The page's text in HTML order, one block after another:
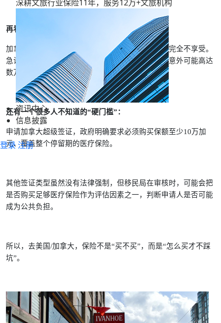
深耕文旅行业保险11年，服务12万+文旅机构
资讯中心
信息披露
登录注册
再看加拿大：
加拿大全民医保只覆盖本国公民和永久居民，游客完全不享受。
急诊简单处理一下，上千加元就没了；严重疾病或意外可能高达
数万甚至数十万加元。
还有一个很多人不知道的“硬门槛”：
申请加拿大超级签证，政府明确要求必须购买保额至少10万加
元、覆盖整个停留期的医疗保险。
其他签证类型虽然没有法律强制，但移民局在审核时，可能会把
是否购买足够医疗保险作为评估因素之一，判断申请人是否可能
成为公共负担。
所以，去美国/加拿大，保险不是“买不买”，而是“怎么买才不踩
坑”。